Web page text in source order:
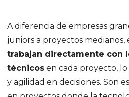
A diferencia de empresas
juniors a proyectos medianos,
trabajan directamente con
técnicos en cada proyecto,
y agilidad en decisiones. Son